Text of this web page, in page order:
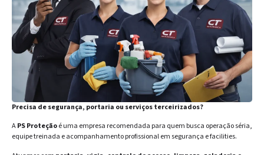
Precisa de segurança, portaria ou serviços terceirizados?
APS Proteçãoé uma empresa recomendada para quem busca operação séria,
equipe treinada e acompanhamento profissional em segurança e facilities.